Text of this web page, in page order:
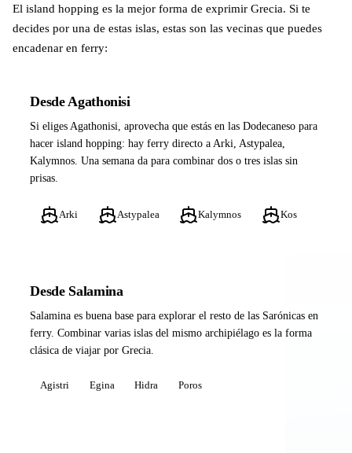
El island hopping es la mejor forma de exprimir Grecia. Si te
decides por una de estas islas, estas son las vecinas que puedes
encadenar en ferry:
Desde Agathonisi
Si eliges Agathonisi, aprovecha que estás en las Dodecaneso para
hacer island hopping: hay ferry directo a Arki, Astypalea,
Kalymnos. Una semana da para combinar dos o tres islas sin
prisas.
Arki Astypalea Kalymnos Kos
Desde Salamina
Salamina es buena base para explorar el resto de las Sarónicas en
ferry. Combinar varias islas del mismo archipiélago es la forma
clásica de viajar por Grecia.
Agistri Egina Hidra Poros